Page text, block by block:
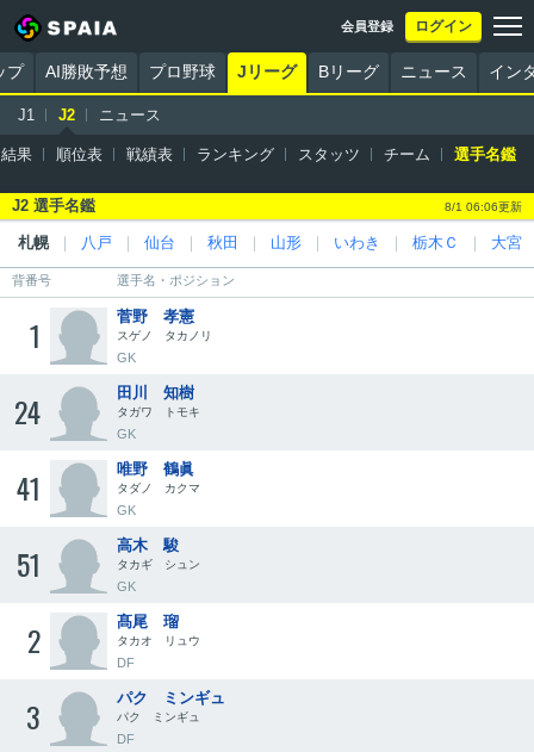
プ AI勝敗予想 プロ野球 Jリーグ Bリーグ ニュース イン
会員登録 ログイン
J1 J2 ニュース
果 順位表 戦績表 ランキング スタッツ チーム 選手名鑑
J2 選手名鑑 8/1 06:06更新
札幌 八戸 仙台 秋田 山形 いわき 栃木Ｃ 大宮
背番号 選手名・ポジション
1 菅野 孝憲
スゲノ タカノリ
GK
24 田川 知樹
タガワ トモキ
GK
41 唯野 鶴眞
タダノ カクマ
GK
51 高木 駿
タカギ シュン
GK
2 髙尾 瑠
タカオ リュウ
DF
3 パク ミンギュ
パク ミンギュ
DF